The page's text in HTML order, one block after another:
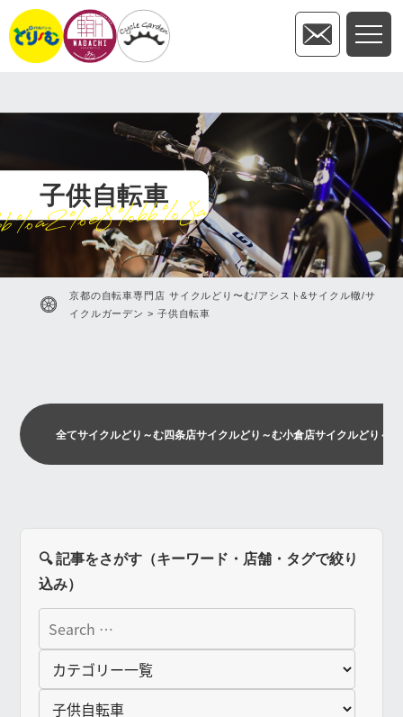
子供自転車
京都の自転車専門店 サイクルどり〜む/アシスト&サイクル轍/サ
イクルガーデン > 子供自転車
全てサイクルどり～む四条店サイクルどり～む小倉店サイクルどり～